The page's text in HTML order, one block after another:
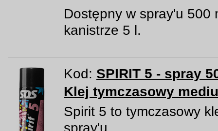
Dostępny w spray'u 500
kanistrze 5 l.
Kod: SPIRIT 5 - spray
Klej tymczasowy
Spirit 5 to tymczasowy
spray'u